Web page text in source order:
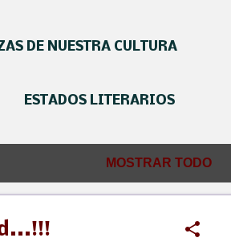
DE NUESTRA CULTURA
ESTADOS LITERARIOS
MOSTRAR TODO